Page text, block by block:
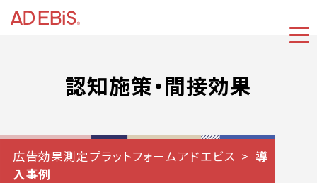
認知施策・間接効果
広告効果測定プラットフォームアドエビス
導
入事例